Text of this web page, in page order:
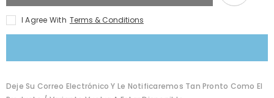
cantidad
de
{{
producto
cantidad
de
{{
producto
I Agree With Terms & Conditions
Deje Su Correo Electrónico Y Le Notificaremos Tan Pronto Como El